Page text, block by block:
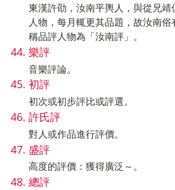
東漢許劭，汝南平輿人，與從兄
人物，每月輒更其品題，故汝南
稱品評人物為「汝南評」。
樂評
音樂評論。
初評
初次或初步評比或評選。
許氏評
對人或作品進行評價。
盛評
高度的評價：獲得廣泛～。
總評